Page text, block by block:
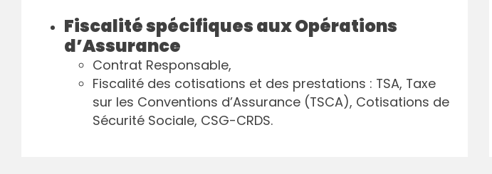
Fiscalité spécifiques aux Opérations
d’Assurance
Contrat Responsable,
Fiscalité des cotisations et des prestations : TSA, Taxe
sur les Conventions d’Assurance (TSCA), Cotisations de
Sécurité Sociale, CSG-CRDS.